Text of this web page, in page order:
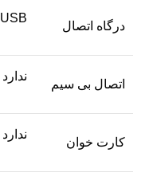
درگاه اتصال
USB – یو اس بی
اتصال بی سیم
ندارد
کارت خوان
ندارد